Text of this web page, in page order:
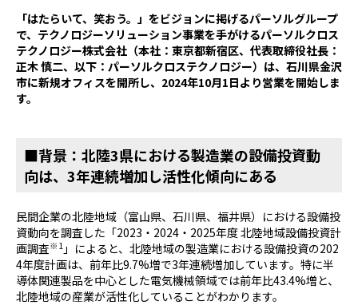
「はたらいて、笑おう。」をビジョンに掲げるパーソルグループ
で、テクノロジーソリューション事業を手がけるパーソルクロス
テクノロジー株式会社（本社：東京都新宿区、代表取締役社長：
正木 慎二、以下：パーソルクロステクノロジー）は、石川県金沢
市に新規オフィスを開所し、2024年10月1日より営業を開始しま
す。
■背景：北陸3県における製造業の設備投資動
向は、3年連続増加し活性化傾向にある
民間企業の北陸地域（富山県、石川県、福井県）における設備投
資動向を調査した「2023・2024・2025年度 北陸地域設備投資計
画調査※1 」によると、北陸地域の製造業における設備投資の202
4年度計画は、前年比9.7%増で3年連続増加しています。特に半
導体関連製品を中心とした電気機械領域では前年比43.4%増と、
北陸地域の産業が活性化していることがわかります。